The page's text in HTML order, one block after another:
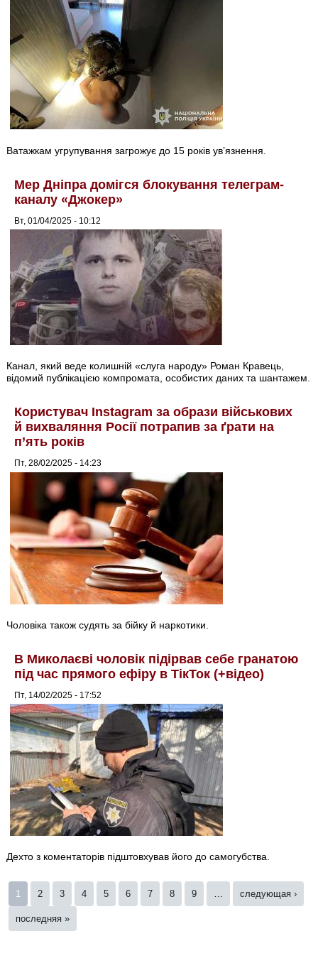
Ватажкам угрупування загрожує до 15 років ув’язнення.
Мер Дніпра домігся блокування телеграм-
каналу «Джокер»
Вт, 01/04/2025 - 10:12
Канал, який веде колишній «слуга народу» Роман Кравець,
відомий публікацією компромата, особистих даних та шантажем.
Користувач Instagram за образи військових
й вихваляння Росії потрапив за ґрати на
п’ять років
Пт, 28/02/2025 - 14:23
Чоловіка також судять за бійку й наркотики.
В Миколаєві чоловік підірвав себе гранатою
під час прямого ефіру в ТікТок (+відео)
Пт, 14/02/2025 - 17:52
Дехто з коментаторів підштовхував його до самогубства.
Страницы
1 2 3 4 5 6 7 8 9 … следующая ›
последняя »